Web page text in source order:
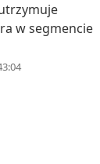
w segmencie